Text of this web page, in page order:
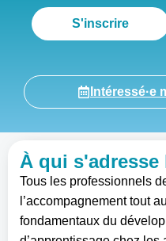
S'inscrire
Intéressé·e
À qui
Tous les professionnels
l’accompagnement tout
fondamentaux du